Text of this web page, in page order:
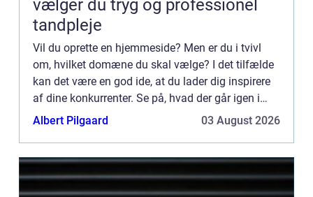
vælger du tryg og professionel
tandpleje
Vil du oprette en hjemmeside? Men er du i tvivl
om, hvilket domæne du skal vælge? I det tilfælde
kan det være en god ide, at du lader dig inspirere
af dine konkurrenter. Se på, hvad der går igen i
forhold til deres domæner. Måske er der nogle ord,
Albert Pilgaard 03 August 2026